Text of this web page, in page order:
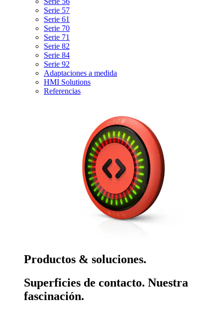
Serie 57
Serie 61
Serie 70
Serie 71
Serie 82
Serie 84
Serie 92
Adaptaciones a medida
HMI Solutions
Referencias
Productos & soluciones.
Superficies de contacto. Nuestra
fascinación.